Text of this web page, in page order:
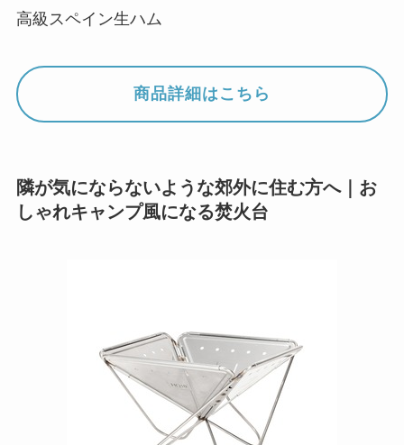
高級スペイン生ハム
商品詳細はこちら
隣が気にならないような郊外に住む方へ｜お
しゃれキャンプ風になる焚火台